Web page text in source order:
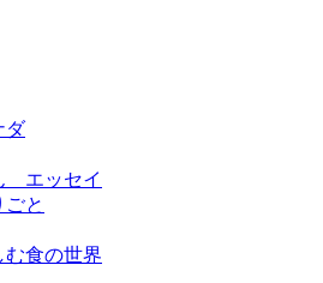
ダ
エッセイ
と
む食の世界